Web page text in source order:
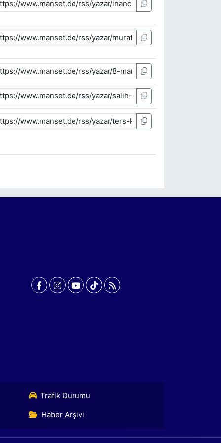
Trafik Durumu
Haber Arşivi